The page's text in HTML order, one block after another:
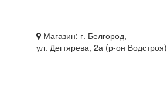
Магазин: г. Белгород,
ул. Дегтярева, 2а (р-он Водстроя)